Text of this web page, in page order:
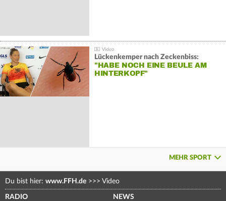
Lückenkemper nach Zeckenbiss:
"HABE NOCH EINE BEULE AM
HINTERKOPF"
MEHR SPORT
Du bist hier: www.FFH.de >>> Video
RADIO NEWS